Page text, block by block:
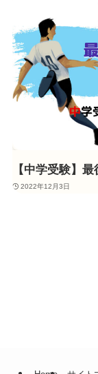
【中学受験】
2022年12月3日